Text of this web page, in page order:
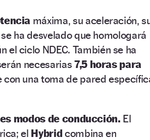
máxima, su aceleración,
ha desvelado que homologará
el ciclo NDEC. También se ha
necesarias 7,5 horas para
con una toma de pared
modos de conducción. El
el Hybridcombina en